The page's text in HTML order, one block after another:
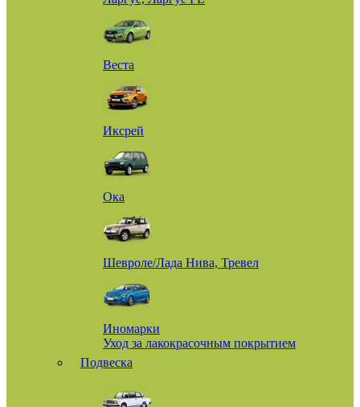
Веста
Иксрей
Ока
Шевроле/Лада Нива, Тревел
Иномарки
Уход за лакокрасочным покрытием
Подвеска